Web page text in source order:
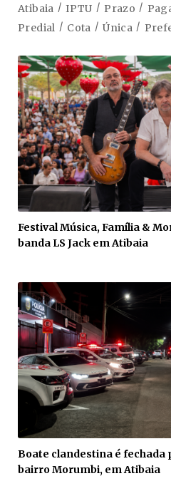
Atibaia IPTU Prazo
Predial
Cota Única
Festival Música, Família &
banda LS Jack em Atibaia
Boate clandestina é fechada
bairro Morumbi, em Atibaia